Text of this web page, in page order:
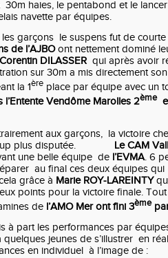
30m haies, le pentabond et le
navette par équipes.
les garçons le suspens fut de
de l’AJBOont nettement dominé
Corentin DILASSER qui après avoir
sur 30m a mis directement
la 1ère place par équipe avec un
l’Entente Vendôme Marolles 2ème
aux garçons, la victoire
plus disputée.
Le CAM
une belle équipe de l’EVMA. 6
au final ces deux équipes qui
grâce à Marie ROY-LAREINTY
points pour la victoire finale.
de l’AMO Mer ont fini 3ème
à part les performances par
quelques jeunes de s’illustrer en
en individuel à l’image de :